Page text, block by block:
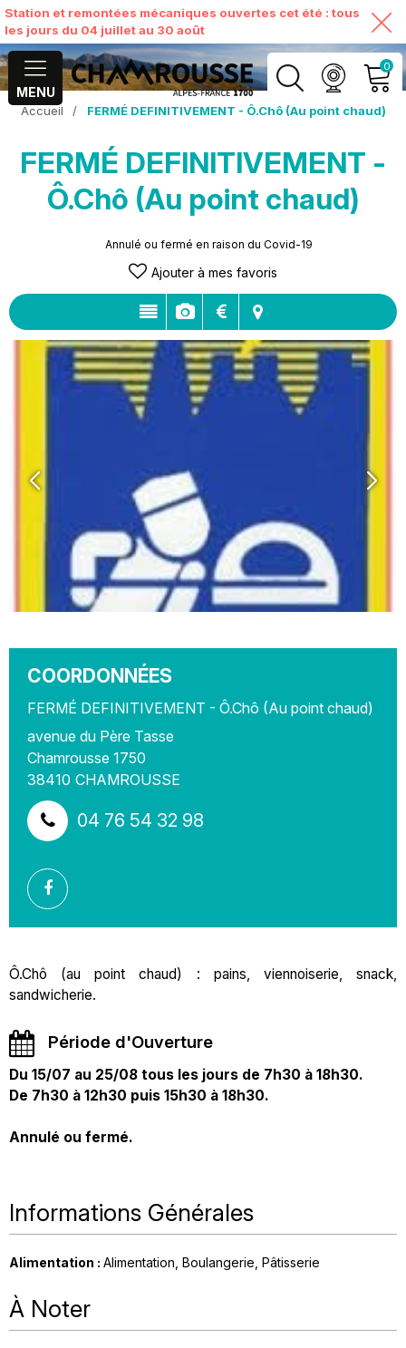
Station et remontées mécaniques ouvertes cet été : tous
les jours du 04 juillet au 30 août
MENU
0
MON COMPTE
VOIR MON PANIER
Accueil / FERMÉ DEFINITIVEMENT - Ô.Chô (Au point chaud)
FERMÉ DEFINITIVEMENT -
Ô.Chô (Au point chaud)
Annulé ou fermé en raison du Covid-19
Ajouter à mes favoris
COORDONNÉES
FERMÉ DEFINITIVEMENT - Ô.Chô (Au point chaud)
avenue du Père Tasse
Chamrousse 1750
38410 CHAMROUSSE
04 76 54 32 98
Ô.Chô (au point chaud) : pains, viennoiserie, snack,
sandwicherie.
Période d'Ouverture
Du 15/07 au 25/08 tous les jours de 7h30 à 18h30.
De 7h30 à 12h30 puis 15h30 à 18h30.
Annulé ou fermé.
Informations Générales
Alimentation : Alimentation Boulangerie Pâtisserie
À Noter